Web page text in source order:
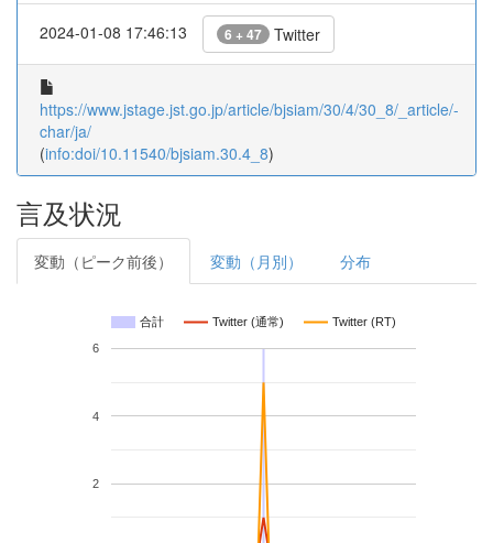
2024-01-08 17:46:13 6 + 47 Twitter
https://www.jstage.jst.go.jp/article/bjsiam/30/4/30_8/_article/-
char/ja/
(info:doi/10.11540/bjsiam.30.4_8)
言及状況
変動（ピーク前後） 変動（月別） 分布
合計 Twitter (通常) Twitter (RT)
2
4
6